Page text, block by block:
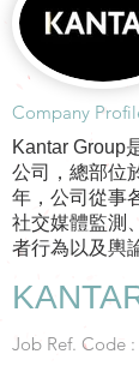
​Company
Kantar Group
公司，總部位
年，公司從事
社交媒體監測
者行為以及輿
Job Ref. Code :